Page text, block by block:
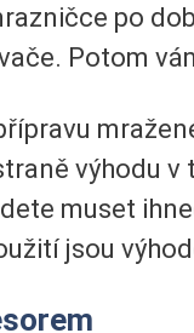
po
Potom
výhodu
muset
jsou